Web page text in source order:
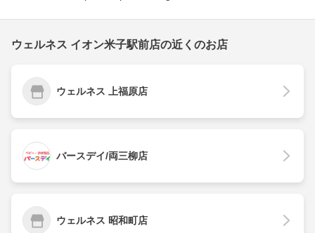
ウェルネス イオン米子駅前店の近くのお店
ウェルネス 上福原店
バースデイ/両三柳店
ウェルネス 昭和町店